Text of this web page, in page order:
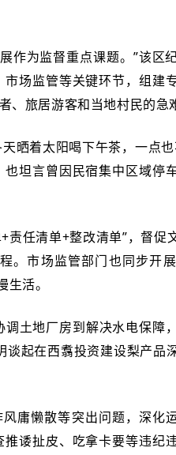
作为监督重点课题。”该区
场监管等关键环节，组建
旅居游客和当地村民的急
晒着太阳喝下午茶，一点
坦言曾因民宿集中区域停
任清单+整改清单”，督促
。市场监管部门也同步开
活。
土地厂房到解决水电保障
起在西翥投资建设梨产品
庸懒散等突出问题，深化
诿扯皮、吃拿卡要等违纪